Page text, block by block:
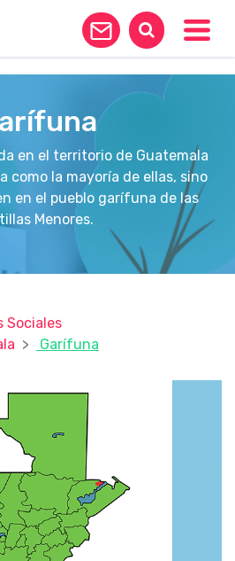
en el territorio de Guatemala
como la mayoría de ellas, sino
en el pueblo garífuna de las
Menores.
Sociales
Garífuna